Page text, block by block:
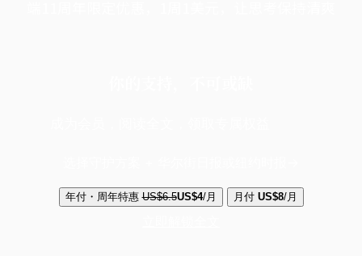
年付・周年特惠 US$6.5US$4/月 月付 US$8/月